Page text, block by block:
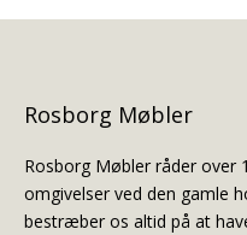
Rosborg Møbler
Rosborg Møbler råder over
omgivelser ved den gamle
bestræber os altid på at